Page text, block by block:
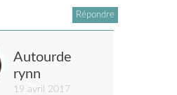
Répondre
Autourde
rynn
19 avril 2017